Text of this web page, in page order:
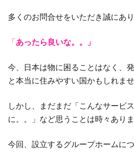
多くのお問合せをいただき誠にあ
「 あったら良いな。。 」
今、日本は物に困ることはなく、
と本当に住みやすい国かもしれませ
しかし、まだまだ「こんなサービ
に。。」など思うことは時々ありま
今回、設立するグループホームに